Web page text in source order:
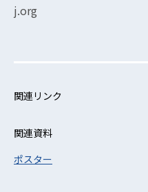
j.org
関連リンク
関連資料
ポスター